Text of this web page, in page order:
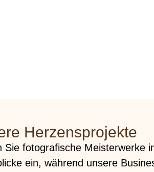
Herzensprojekte
Sie fotografische Meisterwerke
ein, während unsere